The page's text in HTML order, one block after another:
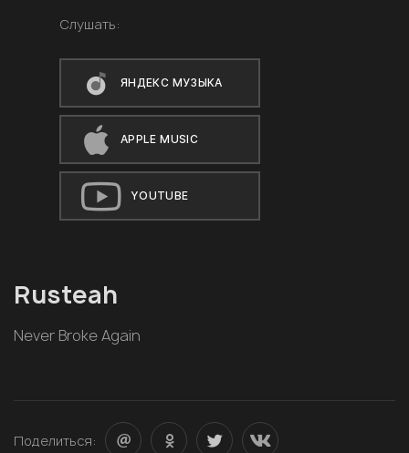
Слушать:
ЯНДЕКС МУЗЫКА
APPLE MUSIC
YOUTUBE
Rusteah
Never Broke Again
Поделиться: